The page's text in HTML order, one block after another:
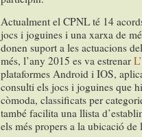
Actualment el CPNL té 14
jocs i joguines i una xarxa de
donen suport a les actuacions
més, l’any 2015 es va estrenar
plataformes Android i IOS,
consulti els jocs i joguines que
còmoda, classificats per
també facilita una llista
els més propers a la ubicació de